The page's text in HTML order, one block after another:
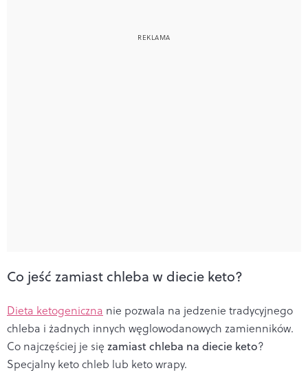
Co jeść zamiast chleba w diecie keto?
Dieta ketogeniczna nie pozwala na jedzenie tradycyjnego
chleba i żadnych innych węglowodanowych zamienników.
Co najczęściej je się zamiast chleba na diecie keto?
Specjalny keto chleb lub keto wrapy.